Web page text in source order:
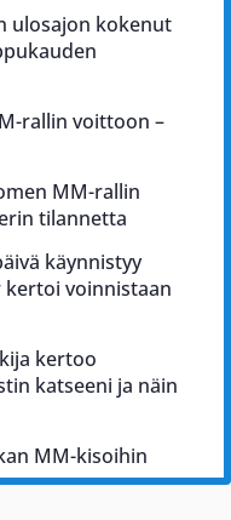
ulosajon kokenut
rallin voittoon –
MM-rallin
tilannetta
käynnistyy
kertoi voinnistaan
kertoo
katseeni ja näin
MM-kisoihin